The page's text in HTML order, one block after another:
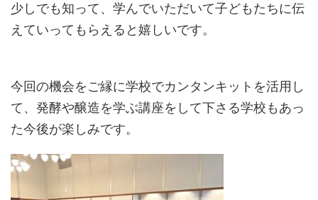
少しでも知って、学んでいただいて子どもたちに伝
えていってもらえると嬉しいです。
今回の機会をご縁に学校でカンタンキットを活用し
て、発酵や醸造を学ぶ講座をして下さる学校もあっ
た今後が楽しみです。